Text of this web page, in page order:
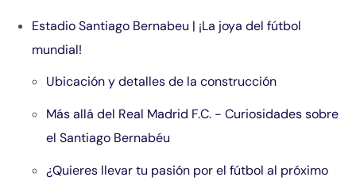
Estadio Santiago Bernabeu | ¡La joya del fútbol
mundial!
Ubicación y detalles de la construcción
Más allá del Real Madrid F.C. - Curiosidades sobre
el Santiago Bernabéu
¿Quieres llevar tu pasión por el fútbol al próximo